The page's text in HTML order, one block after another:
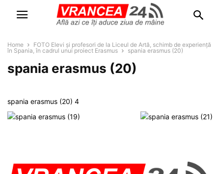
Home
FOTO Elevi și profesori de la Liceul de Artă, schimb de experiență
în Spania, în cadrul unui proiect Erasmus
spania erasmus (20)
spania erasmus (20)
spania erasmus (20) 4